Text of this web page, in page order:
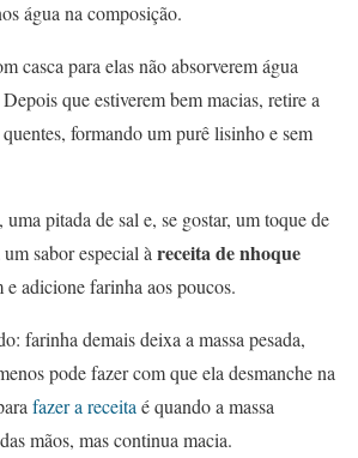
água na composição.
casca para elas não absorverem água
que estiverem bem macias, retire a
quentes, formando um purê lisinho e sem
pitada de sal e, se gostar, um toque de
sabor especial àreceita de nhoque
e adicione farinha aos poucos.
farinha demais deixa a massa pesada,
pode fazer com que ela desmanche na
fazer a receitaé quando a massa
mãos, mas continua macia.